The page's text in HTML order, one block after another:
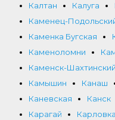
Калтан
Калуга
Каменец-
Каменка Бугская
Каменоломни
Каменск-Шахтинский
Камышин
Канаш
Каневская
Канск
Карагай
Карловка